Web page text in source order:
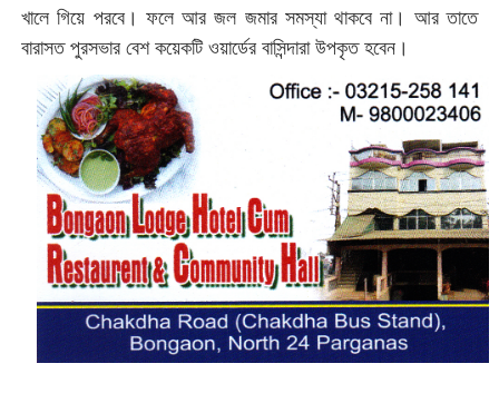
খালে গিয়ে পরবে। ফলে আর জল জমার সমস্যা থাকবে না। আর তাতে
বারাসত পুরসভার বেশ কয়েকটি ওয়ার্ডের বাসিন্দারা উপকৃত হবেন।